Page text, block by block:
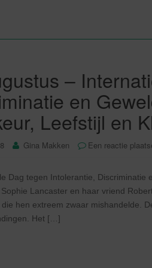
–
en
Leefstijl en
Gina Makken Een reactie
Dag tegen Intolerantie,
Lancaster en haar vriend
hen extreem zwaar mishandelde.
Het […]